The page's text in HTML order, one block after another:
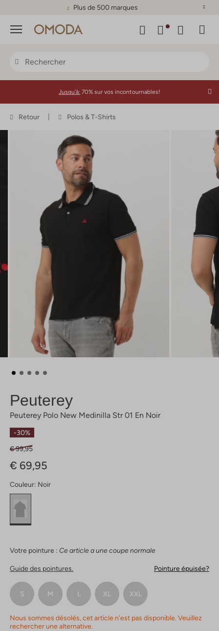
Plus de 500 marques
Menu
Jusqu'à: 70% sur vos incontournables!
Retour Polos & T-Shirts
Peuterey
Peuterey Polo New Medinilla Str 01 En Noir
-30%
€ 99,95
€ 69,95
Couleur: Noir
Votre pointure : Ce article a une coupe normale
Guide des pointures. Pointure épuisée?
S M L XL XXL
Nous sommes désolés, cet article n'est pas disponible. Veuillez
rechercher une alternative.